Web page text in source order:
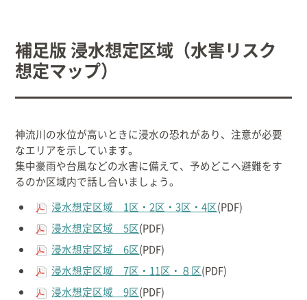
文字 サイトマップ
補足版 浸水想定区域（水害リスク
想定マップ）
神流川の水位が高いときに浸水の恐れがあり、注意が必要
なエリアを示しています。
集中豪雨や台風などの水害に備えて、予めどこへ避難をす
るのか区域内で話し合いましょう。
浸水想定区域 1区・2区・3区・4区(PDF)
浸水想定区域 5区(PDF)
浸水想定区域 6区(PDF)
浸水想定区域 7区・11区・８区(PDF)
浸水想定区域 9区(PDF)